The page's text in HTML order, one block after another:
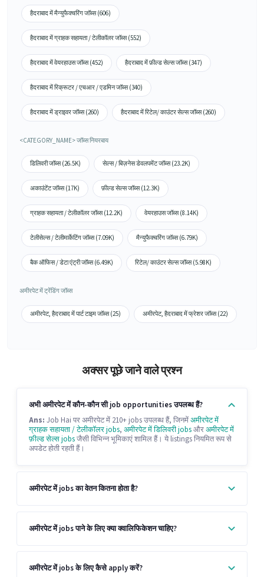
हैदराबाद में मैन्युफैक्चरिंग जॉब्स (606)
हैदराबाद में ग्राहक सहायता / टेलीकॉलर जॉब्स (552)
हैदराबाद में वेयरहाउस जॉब्स (452) हैदराबाद में फ़ील्ड सेल्स जॉब्स (347)
हैदराबाद में रिक्रूटर / एचआर / एडमिन जॉब्स (340)
हैदराबाद में ड्राइवर जॉब्स (260) हैदराबाद में रिटेल/ काउंटर सेल्स जॉब्स (260)
<CATEGORY_NAME> जॉब्स नियरबाय
डिलिवरी जॉब्स (26.5K) सेल्स / बिज़नेस डेवलपमेंट जॉब्स (23.2K)
अकाउंटेंट जॉब्स (17K) फ़ील्ड सेल्स जॉब्स (12.3K)
ग्राहक सहायता / टेलीकॉलर जॉब्स (12.2K) वेयरहाउस जॉब्स (8.14K)
टेलीसेल्स / टेलीमार्केटिंग जॉब्स (7.09K) मैन्युफैक्चरिंग जॉब्स (6.79K)
बैक ऑफिस / डेटा एंट्री जॉब्स (6.49K) रिटेल/ काउंटर सेल्स जॉब्स (5.98K)
अमीरपेट में ट्रेंडिंग जॉब्स
अमीरपेट, हैदराबाद में पार्ट टाइम जॉब्स (25) अमीरपेट, हैदराबाद में फ्रेशर जॉब्स (22)
अक्सर पूछे जाने वाले प्रश्न
अभी अमीरपेट में कौन-कौन सी job opportunities उपलब्ध हैं?
Ans: Job Hai पर अमीरपेट में 210+ jobs उपलब्ध हैं, जिनमेंअमीरपेट में
ग्राहक सहायता / टेलीकॉलर jobs, अमीरपेट में डिलिवरी jobsऔरअमीरपेट में
फ़ील्ड सेल्स jobsजैसी विभिन्न भूमिकाएं शामिल हैं। ये listings नियमित रूप से
अपडेट होती रहती हैं।
अमीरपेट में jobs का वेतन कितना होता है?
अमीरपेट में jobs पाने के लिए क्या क्वालिफिकेशन चाहिए?
अमीरपेट में jobs के लिए कैसे apply करें?